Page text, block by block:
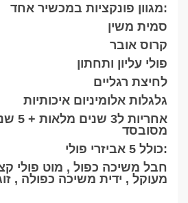
מגוון פונקציות במכשיר אחד:
סמית משין
קרוס אובר
פולי עליון ותחתון
לחיצת רגליים
גלגלות אלומיניום איכותיות
מסובסד
כולל 5 אביזרי פולי:
חבל משיכה כפול , מוט פולי
מעוקל , ידית משיכה כפולה , זוג